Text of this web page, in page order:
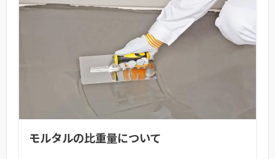
モルタルの比重量について